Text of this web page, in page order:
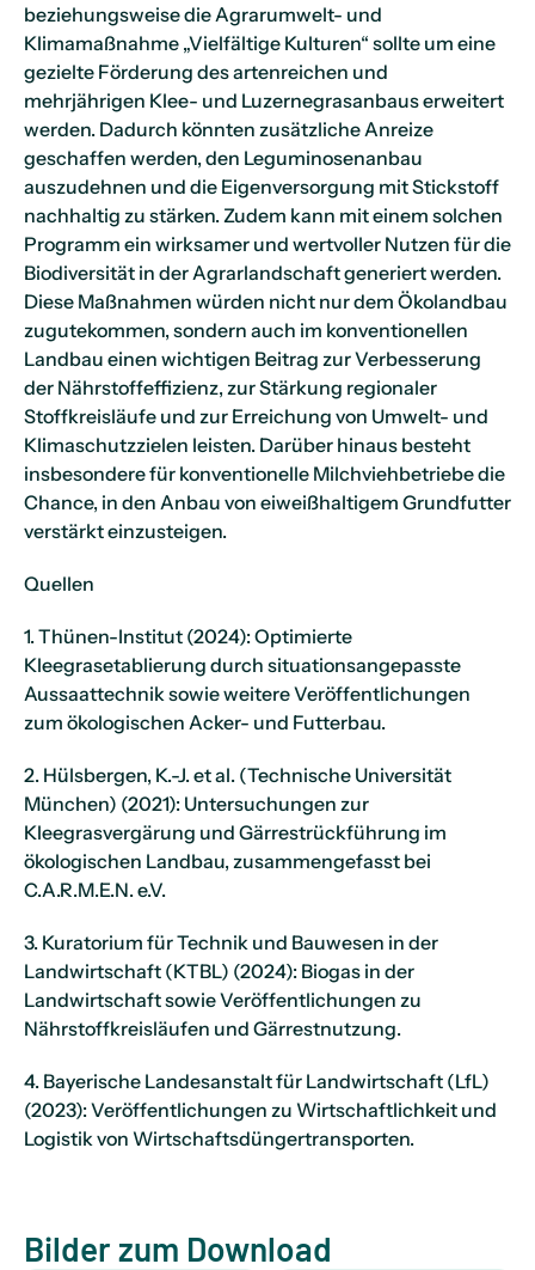
beziehungsweise die Agrarumwelt- und
Klimamaßnahme „Vielfältige Kulturen“ sollte um eine
gezielte Förderung des artenreichen und
mehrjährigen Klee- und Luzernegrasanbaus erweitert
werden. Dadurch könnten zusätzliche Anreize
geschaffen werden, den Leguminosenanbau
auszudehnen und die Eigenversorgung mit Stickstoff
nachhaltig zu stärken. Zudem kann mit einem solchen
Programm ein wirksamer und wertvoller Nutzen für die
Biodiversität in der Agrarlandschaft generiert werden.
Diese Maßnahmen würden nicht nur dem Ökolandbau
zugutekommen, sondern auch im konventionellen
Landbau einen wichtigen Beitrag zur Verbesserung
der Nährstoffeffizienz, zur Stärkung regionaler
Stoffkreisläufe und zur Erreichung von Umwelt- und
Klimaschutzzielen leisten. Darüber hinaus besteht
insbesondere für konventionelle Milchviehbetriebe die
Chance, in den Anbau von eiweißhaltigem Grundfutter
verstärkt einzusteigen.
Quellen
1. Thünen-Institut (2024): Optimierte
Kleegrasetablierung durch situationsangepasste
Aussaattechnik sowie weitere Veröffentlichungen
zum ökologischen Acker- und Futterbau.
2. Hülsbergen, K.-J. et al. (Technische Universität
München) (2021): Untersuchungen zur
Kleegrasvergärung und Gärrestrückführung im
ökologischen Landbau, zusammengefasst bei
C.A.R.M.E.N. e.V.
3. Kuratorium für Technik und Bauwesen in der
Landwirtschaft (KTBL) (2024): Biogas in der
Landwirtschaft sowie Veröffentlichungen zu
Nährstoffkreisläufen und Gärrestnutzung.
4. Bayerische Landesanstalt für Landwirtschaft (LfL)
(2023): Veröffentlichungen zu Wirtschaftlichkeit und
Logistik von Wirtschaftsdüngertransporten.
Bilder zum Download